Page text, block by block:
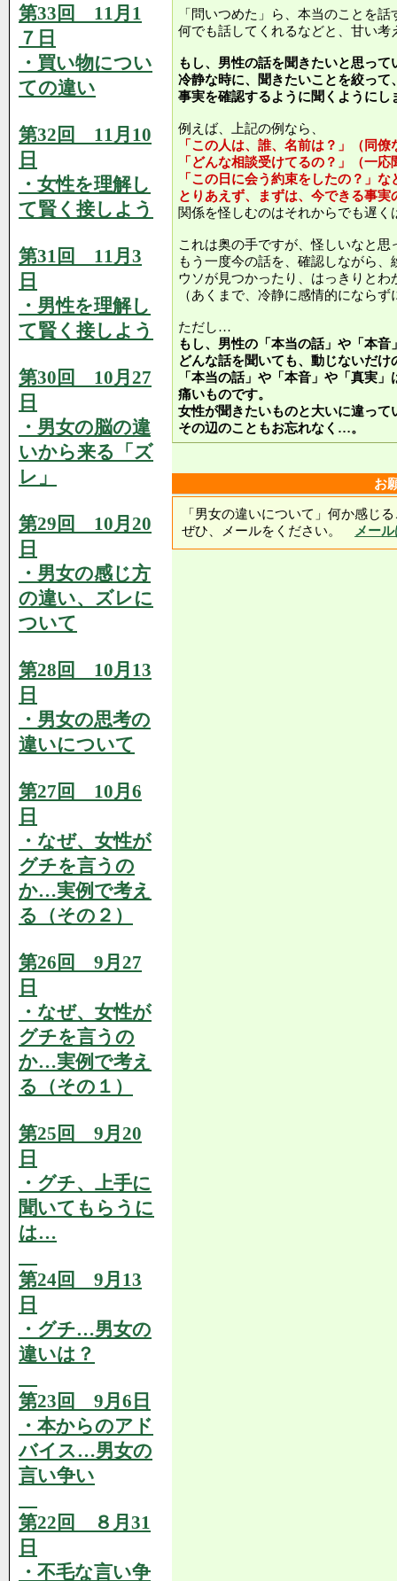
第33回 11月1
７日
・買い物につい
ての違い
第32回 11月10
日
・女性を理解し
て賢く接しよう
第31回 11月3
日
・男性を理解し
て賢く接しよう
第30回 10月27
日
・男女の脳の違
いから来る「ズ
レ」
第29回 10月20
日
・男女の感じ方
の違い、ズレに
ついて
第28回 10月13
日
・男女の思考の
違いについて
第27回 10月6
日
・なぜ、女性が
グチを言うの
か…実例で考え
る（その２）
第26回 9月27
日
・なぜ、女性が
グチを言うの
か…実例で考え
る（その１）
第25回 9月20
日
・グチ、上手に
聞いてもらうに
は…
第24回 9月13
日
・グチ…男女の
違いは？
第23回 9月6日
・本からのアド
バイス…男女の
言い争い
第22回 ８月31
日
・不毛な言い争
「問いつめた」ら、本当のことを
何でも話してくれるなどと、甘い
もし、男性の話を聞きたいと思って
冷静な時に、聞きたいことを絞っ
事実を確認するように聞くようにし
例えば、上記の例なら、
「この人は、誰、名前は？」（同
「どんな相談受けてるの？」（一
「この日に会う約束をしたの？」な
とりあえず、まずは、今できる事実
関係を怪しむのはそれからでも遅く
これは奥の手ですが、怪しいなと
もう一度今の話を、確認しながら
ウソが見つかったり、はっきりと
（あくまで、冷静に感情的にならず
ただし…
もし、男性の「本当の話」や「本音
どんな話を聞いても、動じないだ
「本当の話」や「本音」や「真実
痛いものです。
女性が聞きたいものと大いに違って
その辺のこともお忘れなく…。
お
「男女の違いについて」何か感じ
ぜひ、メールをください。
メー